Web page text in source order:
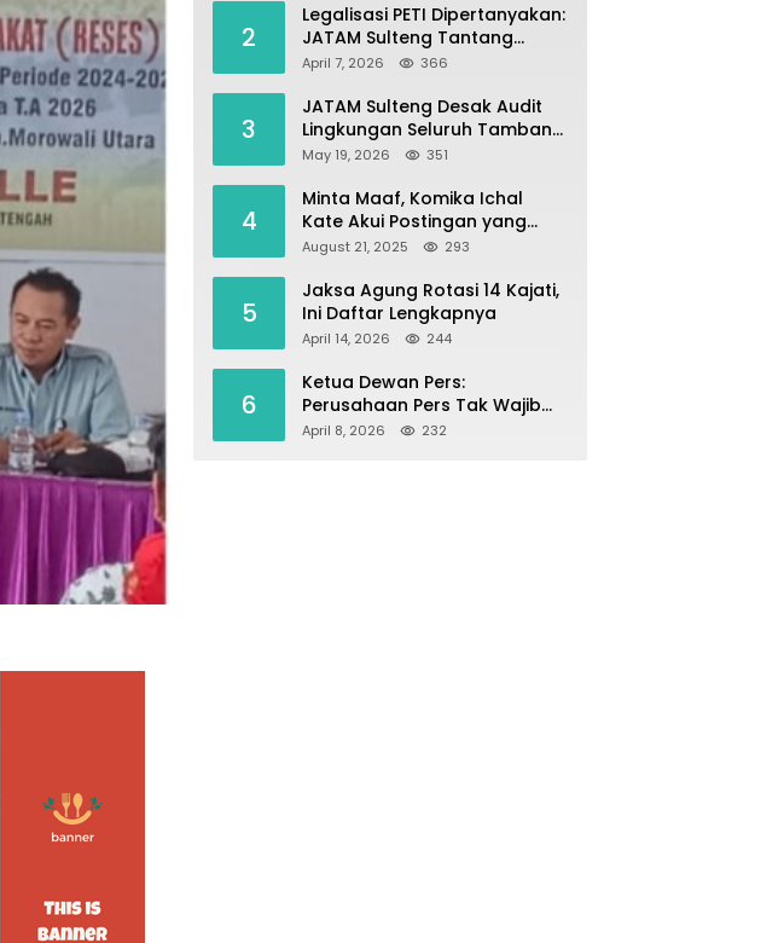
2
Legalisasi PETI Dipertanyakan:
JATAM Sulteng Tantang
Gubernur Berhenti Andalkan
Parigi Moutong sebagai
Lumbung Pangan
April 7, 2026 366
3
JATAM Sulteng Desak Audit
Lingkungan Seluruh Tambang
Batuan di Sepanjang Pesisir
May 19, 2026 351
4
Minta Maaf, Komika Ichal
Kate Akui Postingan yang
Singgung Media Karena Emosi
August 21, 2025 293
5
Jaksa Agung Rotasi 14 Kajati,
Ini Daftar Lengkapnya
April 14, 2026 244
6
Ketua Dewan Pers:
Perusahaan Pers Tak Wajib
Terdaftar, UKW Bukan Syarat
April 8, 2026 232